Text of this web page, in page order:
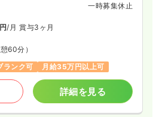
一時募集休止
/月 賞与3ヶ月
憩60分）
ランク可 月給35万円以上可
詳細を見る